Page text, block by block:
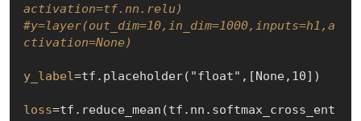
activation=tf.nn.relu)
#y=layer(out_dim=10,in_dim=1000,inputs=h1,a
ctivation=None)
y_label=tf.placeholder("float",[None,10])
loss=tf.reduce_mean(tf.nn.softmax_cross_ent